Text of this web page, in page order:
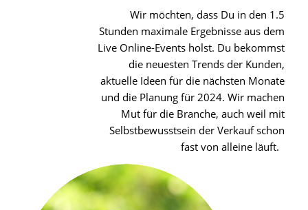
Wir möchten, dass Du in den 1.5
Stunden maximale Ergebnisse aus dem
Live Online-Events holst. Du bekommst
die neuesten Trends der Kunden,
aktuelle Ideen für die nächsten Monate
und die Planung für 2024. Wir machen
Mut für die Branche, auch weil mit
Selbstbewusstsein der Verkauf schon
fast von alleine läuft.